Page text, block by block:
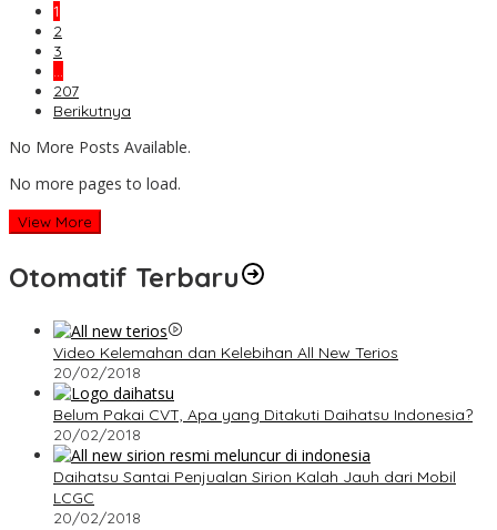
1
2
3
…
207
Berikutnya
No More Posts Available.
No more pages to load.
View More
Otomatif Terbaru
Video Kelemahan dan Kelebihan All New Terios
20/02/2018
Belum Pakai CVT, Apa yang Ditakuti Daihatsu Indonesia?
20/02/2018
Daihatsu Santai Penjualan Sirion Kalah Jauh dari Mobil
LCGC
20/02/2018